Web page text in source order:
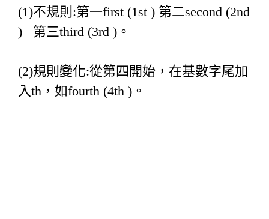
(1)不規則:第一first (1st ) 第二second (2nd
) 第三third (3rd )。
(2)規則變化:從第四開始，在基數字尾加
入th，如fourth (4th )。